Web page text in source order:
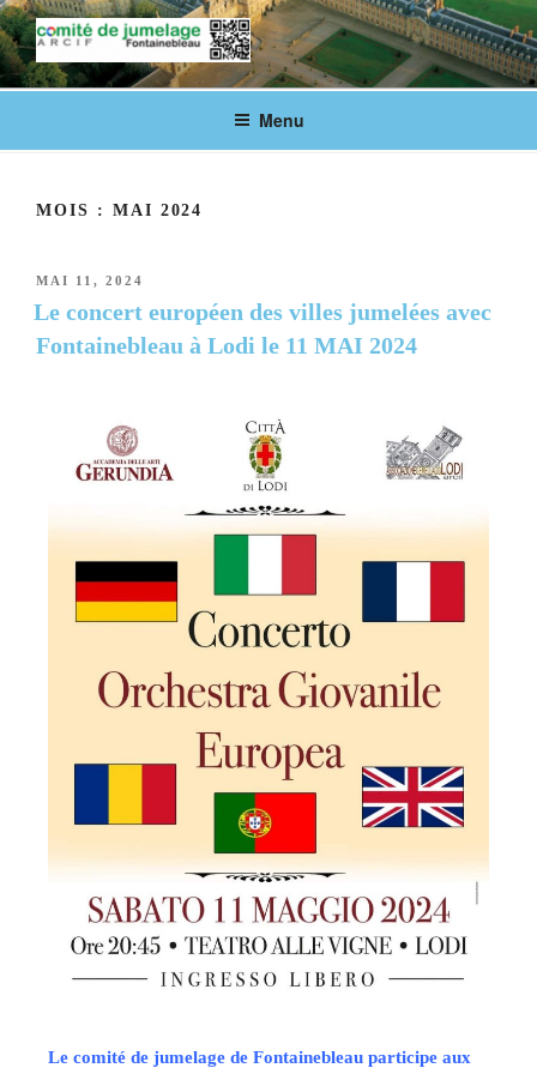
COMITÉ DE JUMELAGE DE
FONTAINEBLEAU
Fontainebleau en lien avec ses villes jumelées
Menu
MOIS : MAI 2024
MAI 11, 2024
Le concert européen des villes jumelées avec
Fontainebleau à Lodi le 11 MAI 2024
Le comité de jumelage de Fontainebleau participe aux